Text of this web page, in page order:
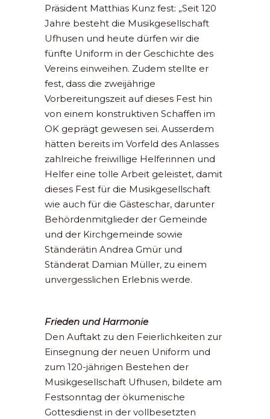
Präsident Matthias Kunz fest: „Seit 120
Jahre besteht die Musikgesellschaft
Ufhusen und heute dürfen wir die
fünfte Uniform in der Geschichte des
Vereins einweihen. Zudem stellte er
fest, dass die zweijährige
Vorbereitungszeit auf dieses Fest hin
von einem konstruktiven Schaffen im
OK geprägt gewesen sei. Ausserdem
hätten bereits im Vorfeld des Anlasses
zahlreiche freiwillige Helferinnen und
Helfer eine tolle Arbeit geleistet, damit
dieses Fest für die Musikgesellschaft
wie auch für die Gästeschar, darunter
Behördenmitglieder der Gemeinde
und der Kirchgemeinde sowie
Ständerätin Andrea Gmür und
Ständerat Damian Müller, zu einem
unvergesslichen Erlebnis werde.
Frieden und Harmonie
Den Auftakt zu den Feierlichkeiten zur
Einsegnung der neuen Uniform und
zum 120-jährigen Bestehen der
Musikgesellschaft Ufhusen, bildete am
Festsonntag der ökumenische
Gottesdienst in der vollbesetzten